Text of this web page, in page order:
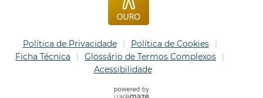
Política de Privacidade
Política de Cookies
Ficha Técnica
Glossário de Termos Complexos
Acessibilidade